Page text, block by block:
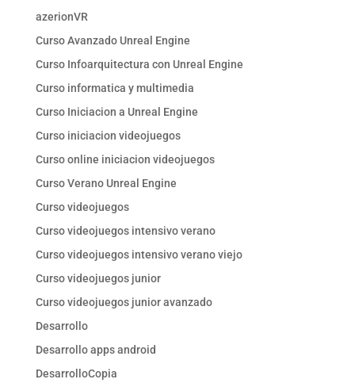
azerionVR
Curso Avanzado Unreal Engine
Curso Infoarquitectura con Unreal Engine
Curso informatica y multimedia
Curso Iniciacion a Unreal Engine
Curso iniciacion videojuegos
Curso online iniciacion videojuegos
Curso Verano Unreal Engine
Curso videojuegos
Curso videojuegos intensivo verano
Curso videojuegos intensivo verano viejo
Curso videojuegos junior
Curso videojuegos junior avanzado
Desarrollo
Desarrollo apps android
DesarrolloCopia